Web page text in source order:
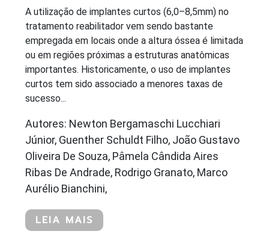
A utilização de implantes curtos (6,0–8,5mm) no
tratamento reabilitador vem sendo bastante
empregada em locais onde a altura óssea é limitada
ou em regiões próximas a estruturas anatômicas
importantes. Historicamente, o uso de implantes
curtos tem sido associado a menores taxas de
sucesso...
Autores: Newton Bergamaschi Lucchiari
Júnior, Guenther Schuldt Filho, João Gustavo
Oliveira De Souza, Pâmela Cândida Aires
Ribas De Andrade, Rodrigo Granato, Marco
Aurélio Bianchini,
LEIA MAIS